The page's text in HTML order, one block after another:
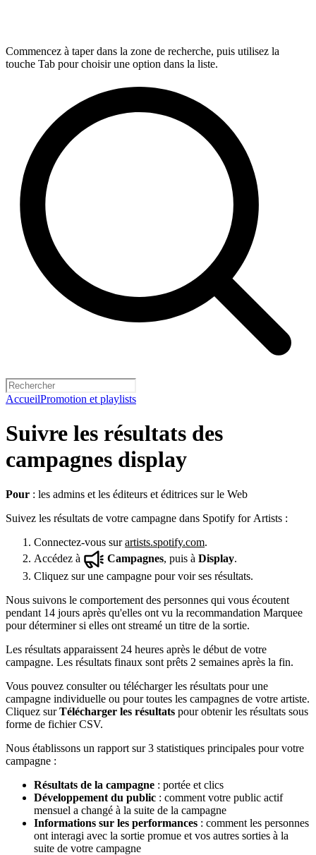
Commencez à taper dans la zone de recherche, puis utilisez la
touche Tab pour choisir une option dans la liste.
AccueilPromotion et playlists
Suivre les résultats des
campagnes display
Pour : les admins et les éditeurs et éditrices sur le Web
Suivez les résultats de votre campagne dans Spotify for Artists :
Connectez-vous surartists.spotify.com.
Accédez à
Campagnes, puis à Display.
Cliquez sur une campagne pour voir ses résultats.
Nous suivons le comportement des personnes qui vous écoutent
pendant 14 jours après qu'elles ont vu la recommandation Marquee
pour déterminer si elles ont streamé un titre de la sortie.
Les résultats apparaissent 24 heures après le début de votre
campagne. Les résultats finaux sont prêts 2 semaines après la fin.
Vous pouvez consulter ou télécharger les résultats pour une
campagne individuelle ou pour toutes les campagnes de votre artiste.
Cliquez surTélécharger les résultats pour obtenir les résultats sous
forme de fichier CSV.
Nous établissons un rapport sur 3 statistiques principales pour votre
campagne :
Résultats de la campagne : portée et clics
Développement du public : comment votre public actif
mensuel a changé à la suite de la campagne
Informations sur les performances : comment les personnes
ont interagi avec la sortie promue et vos autres sorties à la
suite de votre campagne